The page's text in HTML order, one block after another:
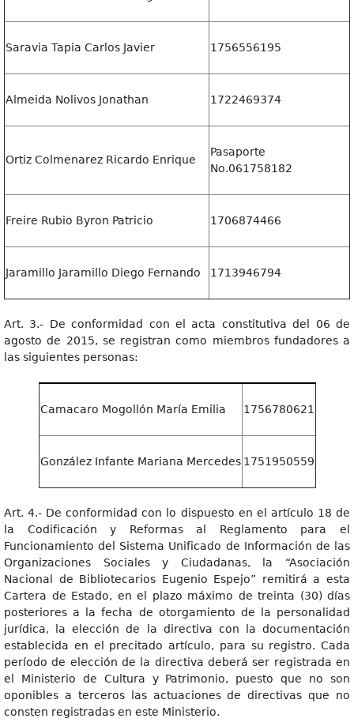
Saravia Tapia Carlos Javier 1756556195
Almeida Nolivos Jonathan 1722469374
Ortiz Colmenarez Ricardo Enrique
Pasaporte
No.061758182
Freire Rubio Byron Patricio 1706874466
Jaramillo Jaramillo Diego Fernando 1713946794
Art. 3.- De conformidad con el acta constitutiva del 06 de
agosto de 2015, se registran como miembros fundadores a
las siguientes personas:
Camacaro Mogollón María Emilia 1756780621
González Infante Mariana Mercedes 1751950559
Art. 4.- De conformidad con lo dispuesto en el artículo 18 de
la Codificación y Reformas al Reglamento para el
Funcionamiento del Sistema Unificado de Información de las
Organizaciones Sociales y Ciudadanas, la “Asociación
Nacional de Bibliotecarios Eugenio Espejo” remitirá a esta
Cartera de Estado, en el plazo máximo de treinta (30) días
posteriores a la fecha de otorgamiento de la personalidad
jurídica, la elección de la directiva con la documentación
establecida en el precitado artículo, para su registro. Cada
período de elección de la directiva deberá ser registrada en
el Ministerio de Cultura y Patrimonio, puesto que no son
oponibles a terceros las actuaciones de directivas que no
consten registradas en este Ministerio.